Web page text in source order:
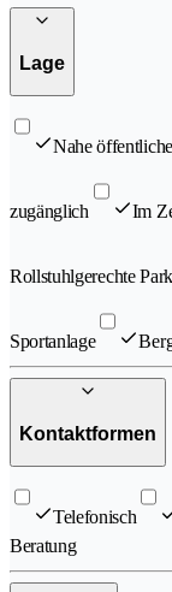
Lage
Nahe
zugänglich Im
Rollstuhlgerechte
Sportanlage
Kontaktformen
Telefonisch
Beratung